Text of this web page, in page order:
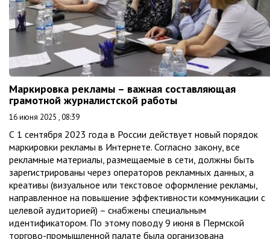
Маркировка рекламы – важная составляющая
грамотной журналистской работы
16 июня 2025 , 08:39
С 1 сентября 2023 года в России действует новый порядок
маркировки рекламы в Интернете. Согласно закону, все
рекламные материалы, размещаемые в сети, должны быть
зарегистрированы через операторов рекламных данных, а
креативы (визуальное или текстовое оформление рекламы,
направленное на повышение эффективности коммуникации с
целевой аудиторией) – снабжены специальным
идентификатором. По этому поводу 9 июня в Пермской
торгово-промышленной палате была организована